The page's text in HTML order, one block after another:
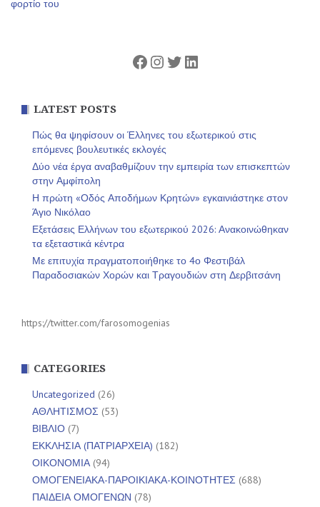
φορτίο του
Facebook
Instagram
Twitter
Linkedin
LATEST POSTS
Πώς θα ψηφίσουν οι Έλληνες του εξωτερικού στις
επόμενες βουλευτικές εκλογές
Δύο νέα έργα αναβαθμίζουν την εμπειρία των επισκεπτών
στην Αμφίπολη
Η πρώτη «Οδός Αποδήμων Κρητών» εγκαινιάστηκε στον
Άγιο Νικόλαο
Εξετάσεις Ελλήνων του εξωτερικού 2026: Ανακοινώθηκαν
τα εξεταστικά κέντρα
Με επιτυχία πραγματοποιήθηκε το 4ο Φεστιβάλ
Παραδοσιακών Χορών και Τραγουδιών στη Δερβιτσάνη
https://twitter.com/farosomogenias
CATEGORIES
Uncategorized (26)
ΑΘΛΗΤΙΣΜΟΣ (53)
ΒΙΒΛΙΟ (7)
ΕΚΚΛΗΣΙΑ (ΠΑΤΡΙΑΡΧΕΙΑ) (182)
ΟΙΚΟΝΟΜΙΑ(94)
ΟΜΟΓΕΝΕΙΑΚΑ-ΠΑΡΟΙΚΙΑΚΑ-ΚΟΙΝΟΤΗΤΕΣ (688)
ΠΑΙΔΕΙΑ ΟΜΟΓΕΝΩΝ (78)